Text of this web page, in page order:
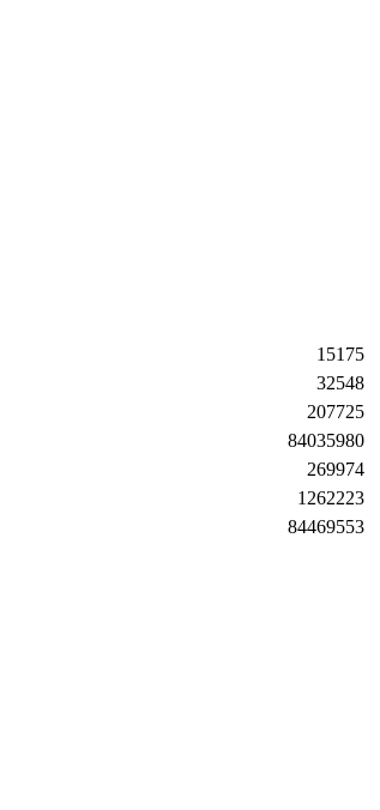
15175
32548
207725
84035980
269974
1262223
84469553